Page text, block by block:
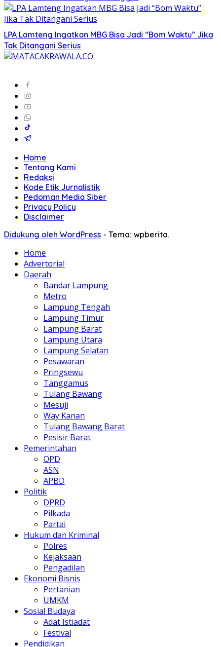
LPA Lamteng Ingatkan MBG Bisa Jadi “Bom Waktu” Jika
Tak Ditangani Serius
Home
Tentang Kami
Redaksi
Kode Etik Jurnalistik
Pedoman Media Siber
Privacy Policy
Disclaimer
Didukung oleh WordPress - Tema: wpberita.
Home
Advertorial
Daerah
Bandar Lampung
Metro
Lampung Tengah
Lampung Timur
Lampung Barat
Lampung Utara
Lampung Selatan
Pesawaran
Pringsewu
Tanggamus
Tulang Bawang
Mesuji
Way Kanan
Tulang Bawang Barat
Pesisir Barat
Pemerintahan
OPD
ASN
APBD
Politik
DPRD
Pilkada
Partai
Hukum dan Kriminal
Polres
Kejaksaan
Pengadilan
Ekonomi Bisnis
Pertanian
UMKM
Sosial Budaya
Adat Istiadat
Festival
Pendidikan